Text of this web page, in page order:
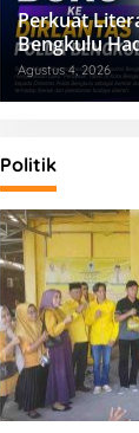
Perkuat
Bengkulu
untuk
Agustus 4, 2026
Politik